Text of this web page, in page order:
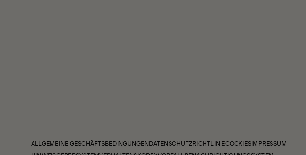
ALLGEMEINE GESCHÄFTSBEDINGUNGENDATENSCHUTZRICHTLINIECOOKIESIMPRESSUM